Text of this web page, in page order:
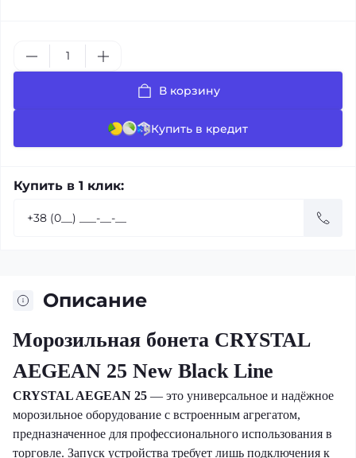
В корзину
Купить в кредит
Купить в 1 клик:
Описание
Морозильная бонета CRYSTAL
AEGEAN 25 New Black Line
CRYSTAL AEGEAN 25 — это универсальное и надёжное
морозильное оборудование с встроенным агрегатом,
предназначенное для профессионального использования в
торговле. Запуск устройства требует лишь подключения к